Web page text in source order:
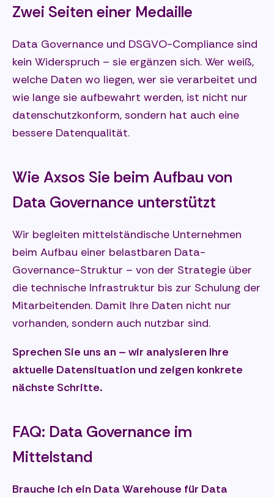
Zwei Seiten einer Medaille
Data Governance und DSGVO-Compliance sind
kein Widerspruch – sie ergänzen sich. Wer weiß,
welche Daten wo liegen, wer sie verarbeitet und
wie lange sie aufbewahrt werden, ist nicht nur
datenschutzkonform, sondern hat auch eine
bessere Datenqualität.
Wie Axsos Sie beim Aufbau von
Data Governance unterstützt
Wir begleiten mittelständische Unternehmen
beim Aufbau einer belastbaren Data-
Governance-Struktur – von der Strategie über
die technische Infrastruktur bis zur Schulung der
Mitarbeitenden. Damit Ihre Daten nicht nur
vorhanden, sondern auch nutzbar sind.
Sprechen Sie uns an – wir analysieren Ihre
aktuelle Datensituation und zeigen konkrete
nächste Schritte.
FAQ: Data Governance im
Mittelstand
Brauche ich ein Data Warehouse für Data